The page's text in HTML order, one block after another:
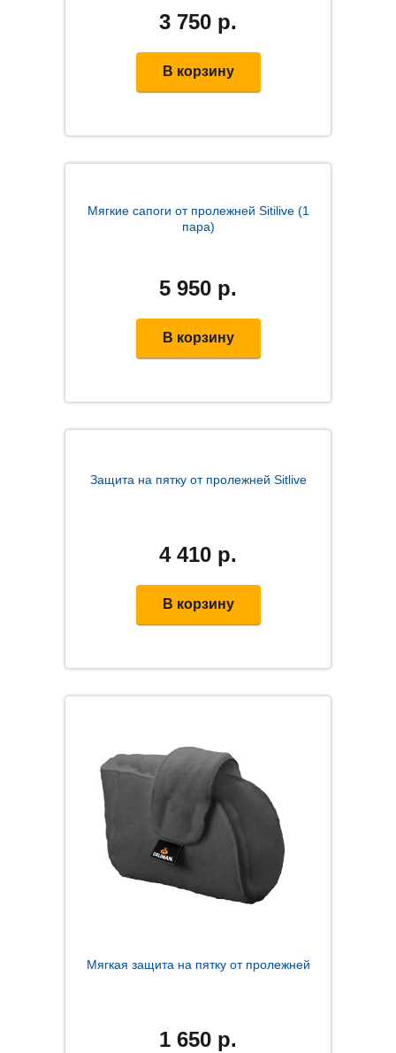
3 750 р.
В корзину
Мягкие сапоги от пролежней Sitilive (1
пара)
5 950 р.
В корзину
Защита на пятку от пролежней Sitlive
4 410 р.
В корзину
Мягкая защита на пятку от пролежней
1 650 р.